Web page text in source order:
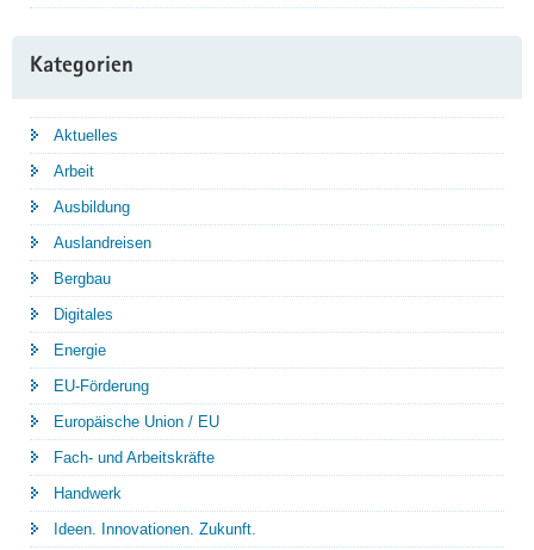
Kategorien
Aktuelles
Arbeit
Ausbildung
Auslandreisen
Bergbau
Digitales
Energie
EU-Förderung
Europäische Union / EU
Fach- und Arbeitskräfte
Handwerk
Ideen. Innovationen. Zukunft.